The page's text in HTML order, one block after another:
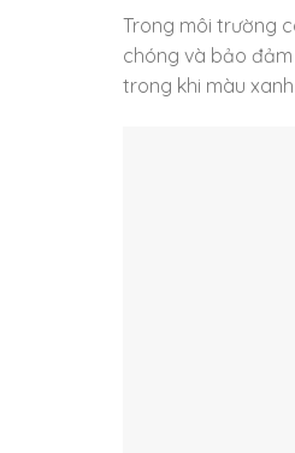
Trong môi trường
chóng và bảo
trong khi màu